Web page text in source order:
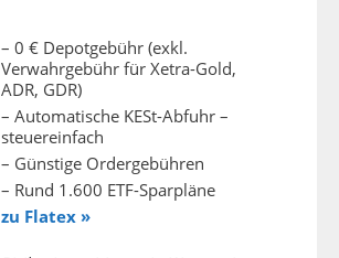
– 0 € Depotgebühr (exkl.
Verwahrgebühr für Xetra-Gold,
ADR, GDR)
– Automatische KESt-Abfuhr –
steuereinfach
– Günstige Ordergebühren
– Rund 1.600 ETF-Sparpläne
zu Flatex »